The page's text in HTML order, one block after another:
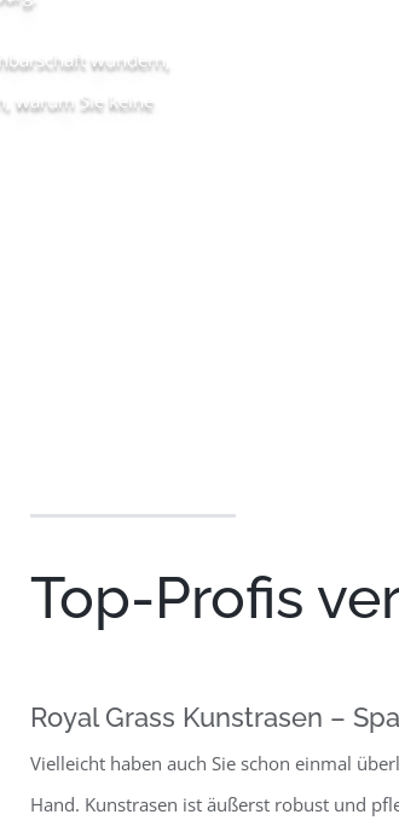
wundern,
warum Sie keine
Top-Profis
Royal Grass Kunstrasen –
Vielleicht haben auch Sie schon einmal
Hand. Kunstrasen ist äußerst robust und